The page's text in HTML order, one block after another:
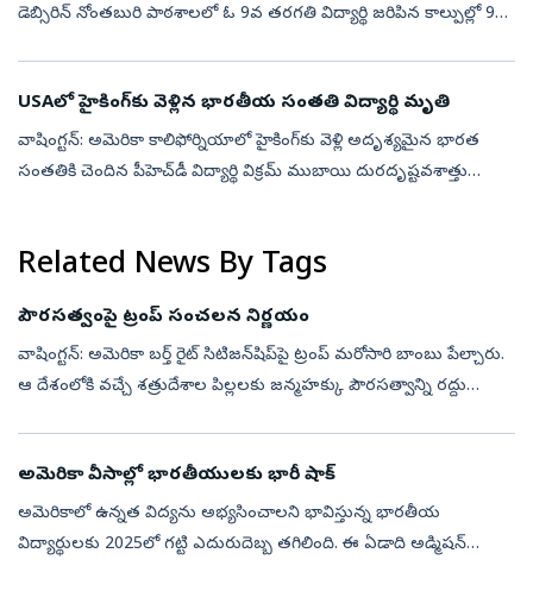
డెబ్సిరిన్‌ నోంతబురి పాఠశాలలో ఓ 9వ తరగతి విద్యార్థి జరిపిన కాల్పుల్లో 9
USAలో హైకింగ్‌కు వెళ్లిన భారతీయ సంతతి విద్యార్థి మృతి
వాషింగ్టన్: అమెరికా కాలిఫోర్నియాలో హైకింగ్‌కు వెళ్లి అదృశ్యమైన భారత
సంతతికి చెందిన పీహెచ్‌డీ విద్యార్థి విక్రమ్ ముబాయి దురదృష్టవశాత్తు
Related News By Tags
పౌరసత్వంపై ట్రంప్ సంచలన నిర్ణయం
వాషింగ్టన్‌: అమెరికా బర్త్‌ రైట్‌ సిటిజన్‌షిప్‌పై ట్రంప్‌ మరోసారి బాంబు పేల్చారు.
ఆ దేశంలోకి వచ్చే శత్రుదేశాల పిల్లలకు జన్మహక్కు పౌరసత్వాన్ని రద్దు
అమెరికా వీసాల్లో భారతీయులకు భారీ షాక్
అమెరికాలో ఉన్నత విద్యను అభ్యసించాలని భావిస్తున్న భారతీయ
విద్యార్థులకు 2025లో గట్టి ఎదురుదెబ్బ తగిలింది. ఈ ఏడాది అడ్మిషన్